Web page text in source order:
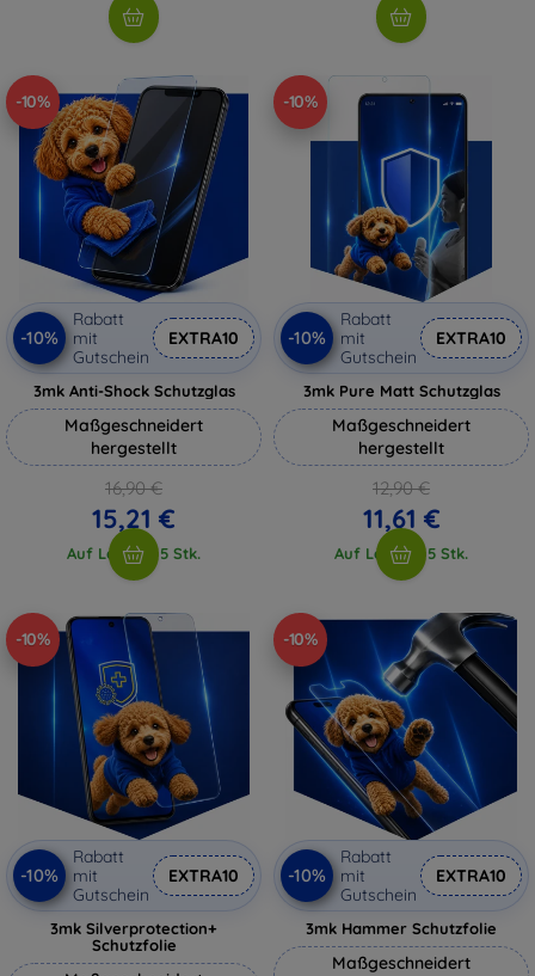
-10%
-10%
Rabatt
mit
Gutschein
EXTRA10
3mk Anti-Shock Schutzglas
Maßgeschneidert
hergestellt
16,90 €
15,21 €
Auf Lager > 5 Stk.
-10%
-10%
Rabatt
mit
Gutschein
EXTRA10
3mk Pure Matt Schutzglas
Maßgeschneidert
hergestellt
12,90 €
11,61 €
Auf Lager > 5 Stk.
-10%
-10%
Rabatt
mit
Gutschein
EXTRA10
3mk Silverprotection+
Schutzfolie
-10%
-10%
Rabatt
mit
Gutschein
EXTRA10
3mk Hammer Schutzfolie
Maßgeschneidert